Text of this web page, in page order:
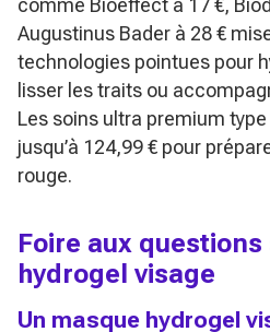
comme Bioeffect à 17 €,
Augustinus Bader à 28 €
technologies pointues pour
lisser les traits ou
Les soins ultra premium
jusqu’à 124,99 € pour
rouge.
Foire aux
hydrogel visage
Un masque hydrogel